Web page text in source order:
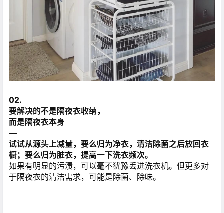
02.
要解决的不是隔夜衣收纳，
而是隔夜衣本身
—
试试从源头上减量，要么归为净衣，清洁除菌之后放回衣
橱；要么归为脏衣，提高一下洗衣频次。
如果有明显的污渍，可以毫不犹豫丢进洗衣机。但更多对
于隔夜衣的清洁需求，可能是除菌、除味。